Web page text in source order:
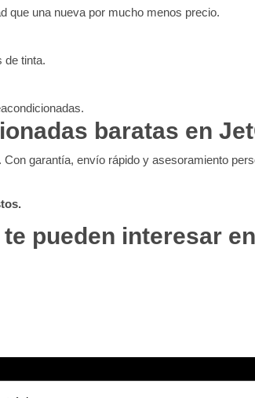
que una nueva por mucho menos precio.
de tinta.
baratas en
. Con garantía, envío rápido y asesoramiento
pueden interesar